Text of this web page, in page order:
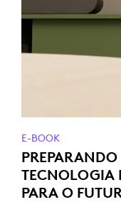
E-BOOK
TECNOLOGIA
PARA O